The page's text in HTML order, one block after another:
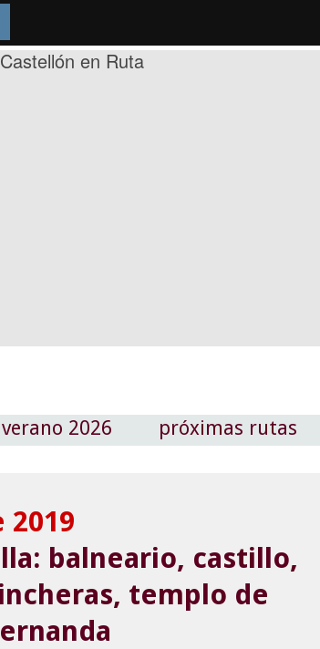
2026 próximas rutas
2019
balneario, castillo,
templo de